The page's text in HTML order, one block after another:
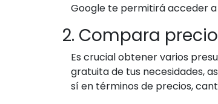
Google te permitirá acceder
2. Compara
Es crucial obtener varios
gratuita de tus necesidades,
sí en términos de precios,